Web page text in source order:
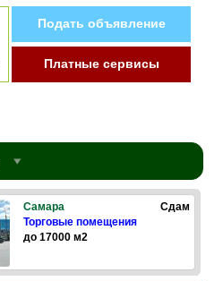
Подать объявление
Платные сервисы
Самара
Сдам
Торговые помещения
до 17000 м2